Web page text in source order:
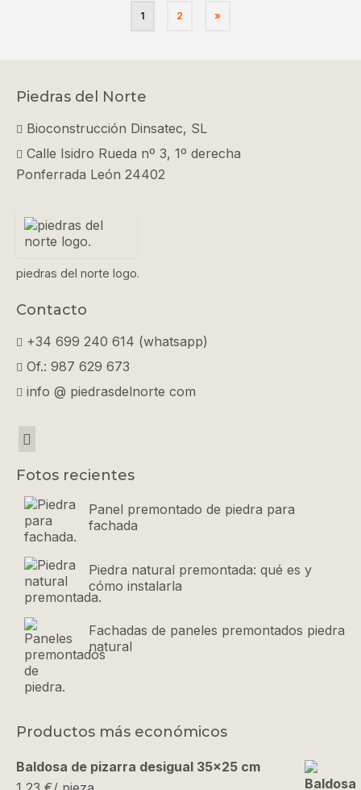
1 2 »
Piedras del Norte
Bioconstrucción Dinsatec, SL
Calle Isidro Rueda nº 3, 1º derecha
Ponferrada León 24402
piedras del norte logo.
Contacto
+34 699 240 614 (whatsapp)
Of.: 987 629 673
info @ piedrasdelnorte com
Fotos recientes
Panel premontado de piedra para
fachada
Piedra natural premontada: qué es y
cómo instalarla
Fachadas de paneles premontados piedra
natural
Productos más económicos
Baldosa de pizarra desigual 35x25 cm